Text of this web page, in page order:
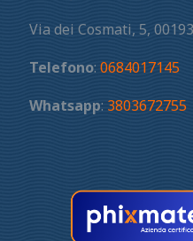
Via dei Cosmati, 5,
Telefono: 0684017145
Whatsapp: 3803672755